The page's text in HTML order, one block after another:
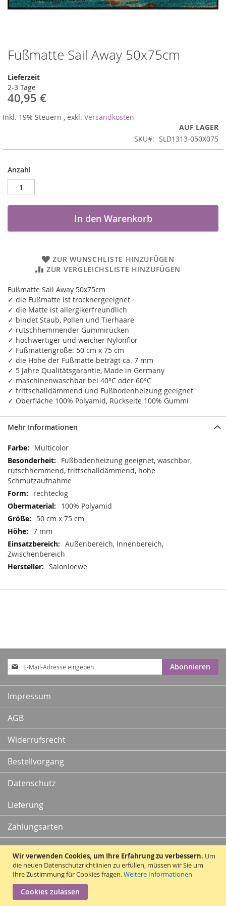
Wir verwenden Cookies, um Ihre Erfahrung zu verbessern. Um
die neuen Datenschutzrichtlinien zu erfüllen, müssen wir Sie um
Ihre Zustimmung für Cookies fragen.Weitere Informationen
Cookies zulassen
Fußmatte Sail Away 50x75cm
Lieferzeit
2-3 Tage
40,95 €
Inkl. 19% Steuern , exkl. Versandkosten
AUF LAGER
SKU
SLD1313-050X075
Anzahl
In den Warenkorb
ZUR WUNSCHLISTE HINZUFÜGEN
ZUR VERGLEICHSLISTE HINZUFÜGEN
Fußmatte Sail Away 50x75cm
✓ die Fußmatte ist trocknergeeignet
✓ die Matte ist allergikerfreundlich
✓ bindet Staub, Pollen und Tierhaare
✓ rutschhemmender Gummirücken
✓ hochwertiger und weicher Nylonflor
✓ Fußmattengröße: 50 cm x 75 cm
✓ die Höhe der Fußmatte beträgt ca. 7 mm
✓ 5 Jahre Qualitätsgarantie, Made in Germany
✓ maschinenwaschbar bei 40°C oder 60°C
✓ trittschalldämmend und Fußbodenheizung geeignet
✓ Oberfläche 100% Polyamid, Rückseite 100% Gummi
Zum
Anfang
der
Bildergalerie
springen
Mehr Informationen
Mehr
Informationen
Multicolor
Fußbodenheizung geeignet, waschbar,
rutschhemmend, trittschalldämmend, hohe
Schmutzaufnahme
rechteckig
100% Polyamid
50 cm x 75 cm
7 mm
Außenbereich, Innenbereich,
Zwischenbereich
Salonloewe
Anmeldung
zum
Newsletter:
Abonnieren
Impressum
AGB
Widerrufsrecht
Bestellvorgang
Datenschutz
Lieferung
Zahlungsarten
Kontakt
Vertrag widerrufen
Copyright © 2010 - 2026 Traummatten.de